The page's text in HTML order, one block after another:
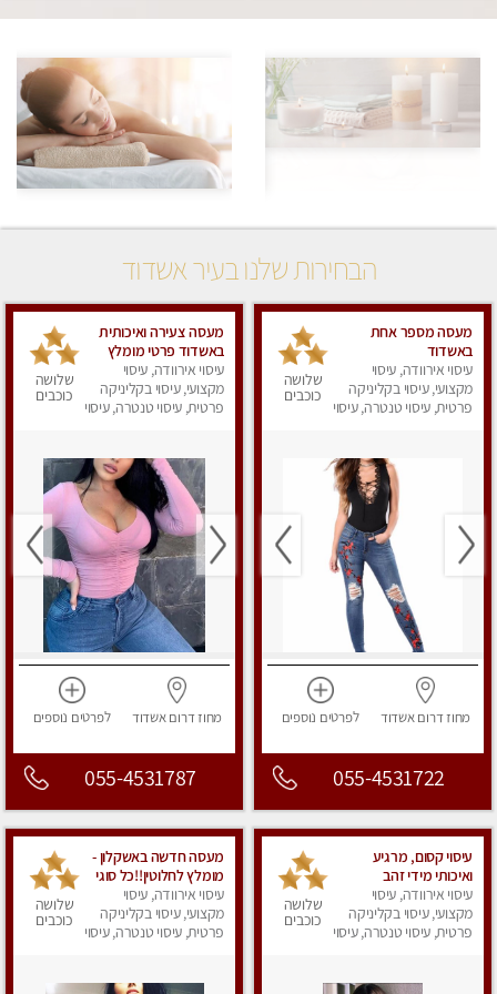
הבחירות שלנו בעיר אשדוד
מעסה מספר אחת
באשדוד
עיסוי אירוודה, עיסוי
מקצועי, עיסוי בקליניקה
פרטית, עיסוי טנטרה, עיסוי
שלושה
כוכבים
מחוז דרוםאשדוד לפרטים נוספים
055-4531722
מעסה צעירה ואיכותית
באשדוד פרטי מומלץ
לחלוטין
עיסוי אירוודה, עיסוי
מקצועי, עיסוי בקליניקה
פרטית, עיסוי טנטרה, עיסוי
שלושה
כוכבים
מחוז דרוםאשדוד לפרטים נוספים
055-4531787
עיסוי קסום, מרגיע
ואיכותי מידי זהב
עיסוי אירוודה, עיסוי
מקצועי, עיסוי בקליניקה
פרטית, עיסוי טנטרה, עיסוי
שלושה
כוכבים
מעסה חדשה באשקלון -
מומלץ לחלוטין!!כל סוגי
העיסויים מעסה מקצועית
ואיכותית פרטי!!!
עיסוי אירוודה, עיסוי
מקצועי, עיסוי בקליניקה
פרטית, עיסוי טנטרה, עיסוי
שלושה
כוכבים